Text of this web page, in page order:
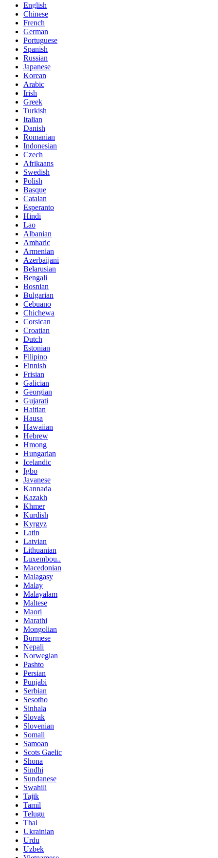
English
Chinese
French
German
Portuguese
Spanish
Russian
Japanese
Korean
Arabic
Irish
Greek
Turkish
Italian
Danish
Romanian
Indonesian
Czech
Afrikaans
Swedish
Polish
Basque
Catalan
Esperanto
Hindi
Lao
Albanian
Amharic
Armenian
Azerbaijani
Belarusian
Bengali
Bosnian
Bulgarian
Cebuano
Chichewa
Corsican
Croatian
Dutch
Estonian
Filipino
Finnish
Frisian
Galician
Georgian
Gujarati
Haitian
Hausa
Hawaiian
Hebrew
Hmong
Hungarian
Icelandic
Igbo
Javanese
Kannada
Kazakh
Khmer
Kurdish
Kyrgyz
Latin
Latvian
Lithuanian
Luxembou..
Macedonian
Malagasy
Malay
Malayalam
Maltese
Maori
Marathi
Mongolian
Burmese
Nepali
Norwegian
Pashto
Persian
Punjabi
Serbian
Sesotho
Sinhala
Slovak
Slovenian
Somali
Samoan
Scots Gaelic
Shona
Sindhi
Sundanese
Swahili
Tajik
Tamil
Telugu
Thai
Ukrainian
Urdu
Uzbek